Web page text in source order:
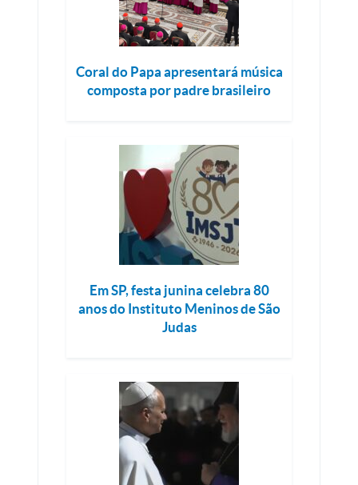
Coral do Papa apresentará música
composta por padre brasileiro
Em SP, festa junina celebra 80
anos do Instituto Meninos de São
Judas